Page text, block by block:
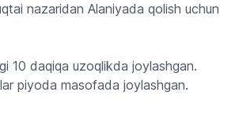
nazaridan Alaniyada qolish uchun
10 daqiqa uzoqlikda joylashgan.
piyoda masofada joylashgan.